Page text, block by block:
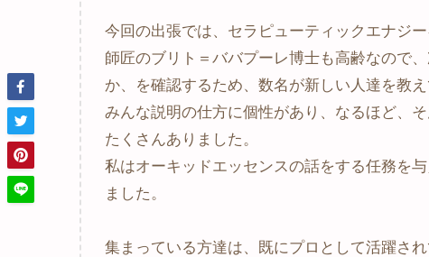
今回の出張では、セラピューティックエナジ
師匠のブリト＝ババプーレ博士も高齢なので
か、を確認するため、数名が新しい人達を教え
みんな説明の仕方に個性があり、なるほど、
たくさんありました。
私はオーキッドエッセンスの話をする任務を
ました。
集まっている方達は、既にプロとして活躍され